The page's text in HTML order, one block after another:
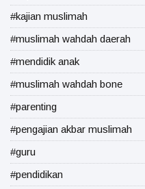
#kajian muslimah
#muslimah wahdah daerah
#mendidik anak
#muslimah wahdah bone
#parenting
#pengajian akbar muslimah
#guru
#pendidikan